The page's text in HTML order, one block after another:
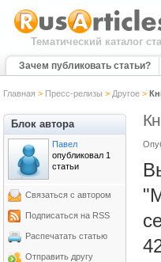
Тематический каталог
Зачем публиковать статьи?
Главная > Пресс-релизы > Другое>
Блок автора
Павел
опубликовал 1
статьи
Связаться с автором
Подписаться на RSS
Распечатать статью
Отправить другу